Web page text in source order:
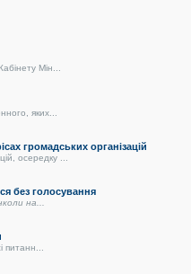
Мін...
яких...
громадських організацій
осередку ...
без голосування
на...
питанн...